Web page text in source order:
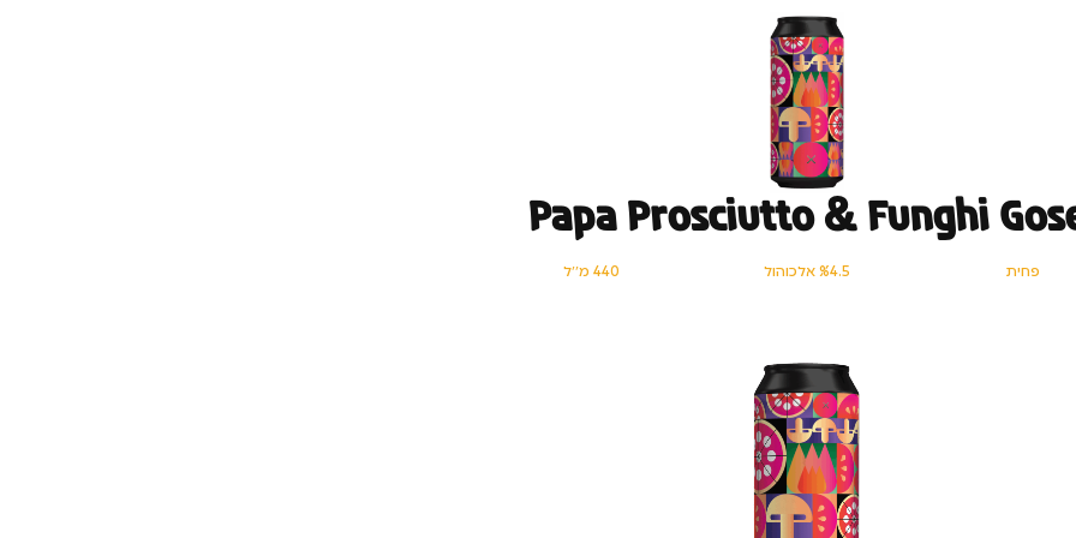
Papa Prosciutto & Funghi
פחית %4.5 אלכוהול 440 מ׳׳ל